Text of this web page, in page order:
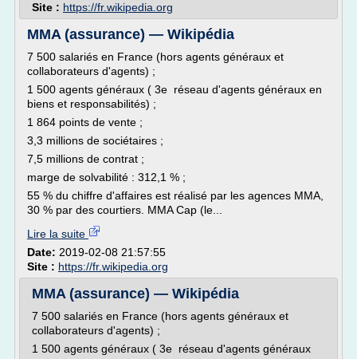
Site : https://fr.wikipedia.org
MMA (assurance) — Wikipédia
7 500 salariés en France (hors agents généraux et
collaborateurs d'agents) ;
1 500 agents généraux ( 3e réseau d'agents généraux en
biens et responsabilités) ;
1 864 points de vente ;
3,3 millions de sociétaires ;
7,5 millions de contrat ;
marge de solvabilité : 312,1 % ;
55 % du chiffre d'affaires est réalisé par les agences MMA,
30 % par des courtiers. MMA Cap (le...
Lire la suite
Date: 2019-02-08 21:57:55
Site : https://fr.wikipedia.org
MMA (assurance) — Wikipédia
7 500 salariés en France (hors agents généraux et
collaborateurs d'agents) ;
1 500 agents généraux ( 3e réseau d'agents généraux